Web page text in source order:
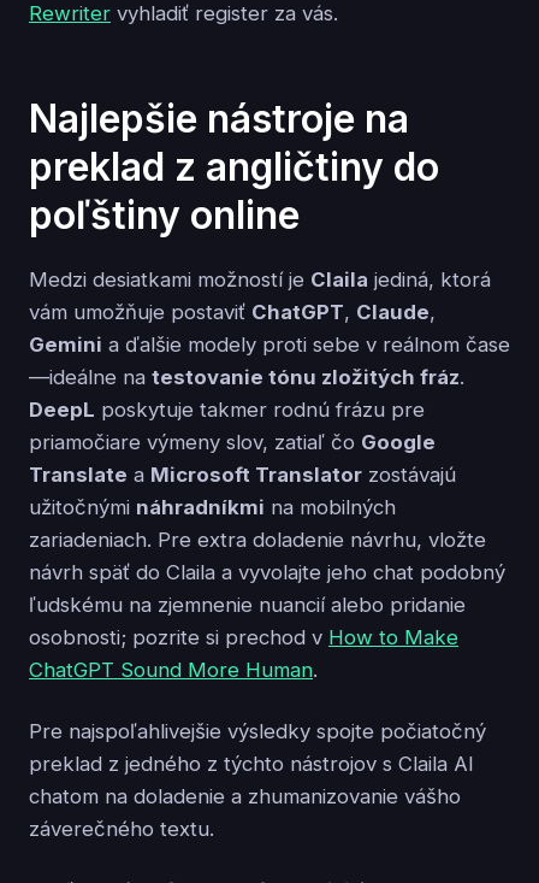
Rewriter vyhladiť register za vás.
Najlepšie nástroje na
preklad z angličtiny do
poľštiny online
Medzi desiatkami možností je Claila jediná, ktorá
vám umožňuje postaviť ChatGPT, Claude,
Gemini a ďalšie modely proti sebe v reálnom čase
—ideálne na testovanie tónu zložitých fráz.
DeepL poskytuje takmer rodnú frázu pre
priamočiare výmeny slov, zatiaľ čo Google
Translate a Microsoft Translator zostávajú
užitočnými náhradníkmi na mobilných
zariadeniach. Pre extra doladenie návrhu, vložte
návrh späť do Claila a vyvolajte jeho chat podobný
ľudskému na zjemnenie nuancií alebo pridanie
osobnosti; pozrite si prechod v How to Make
ChatGPT Sound More Human.
Pre najspoľahlivejšie výsledky spojte počiatočný
preklad z jedného z týchto nástrojov s Claila AI
chatom na doladenie a zhumanizovanie vášho
záverečného textu.